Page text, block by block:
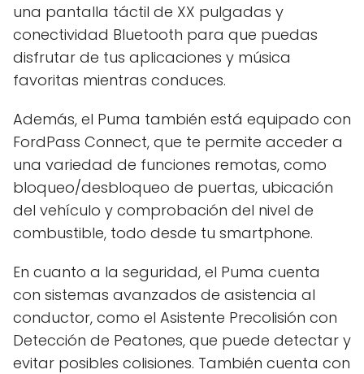
una pantalla táctil de XX pulgadas y
conectividad Bluetooth para que puedas
disfrutar de tus aplicaciones y música
favoritas mientras conduces.
Además, el Puma también está equipado con
FordPass Connect, que te permite acceder a
una variedad de funciones remotas, como
bloqueo/desbloqueo de puertas, ubicación
del vehículo y comprobación del nivel de
combustible, todo desde tu smartphone.
En cuanto a la seguridad, el Puma cuenta
con sistemas avanzados de asistencia al
conductor, como el Asistente Precolisión con
Detección de Peatones, que puede detectar y
evitar posibles colisiones. También cuenta con